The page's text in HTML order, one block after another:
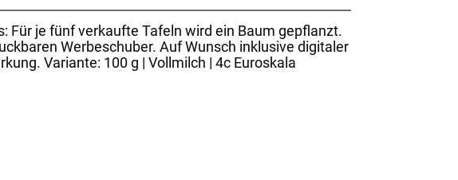
Für je fünf verkaufte Tafeln wird ein Baum gepflanzt.
Werbeschuber. Auf Wunsch inklusive digitaler
Variante: 100 g | Vollmilch | 4c Euroskala